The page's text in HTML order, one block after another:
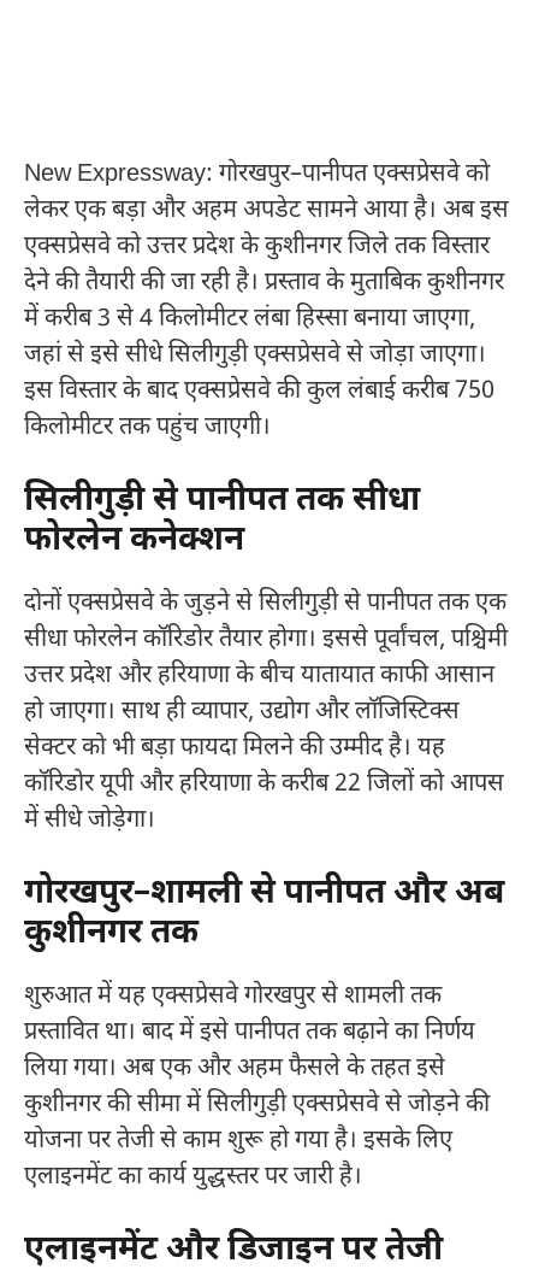
New Expressway: गोरखपुर–पानीपत एक्सप्रेसवे को
लेकर एक बड़ा और अहम अपडेट सामने आया है। अब इस
एक्सप्रेसवे को उत्तर प्रदेश के कुशीनगर जिले तक विस्तार
देने की तैयारी की जा रही है। प्रस्ताव के मुताबिक कुशीनगर
में करीब 3 से 4 किलोमीटर लंबा हिस्सा बनाया जाएगा,
जहां से इसे सीधे सिलीगुड़ी एक्सप्रेसवे से जोड़ा जाएगा।
इस विस्तार के बाद एक्सप्रेसवे की कुल लंबाई करीब 750
किलोमीटर तक पहुंच जाएगी।
सिलीगुड़ी से पानीपत तक सीधा
फोरलेन कनेक्शन
दोनों एक्सप्रेसवे के जुड़ने से सिलीगुड़ी से पानीपत तक एक
सीधा फोरलेन कॉरिडोर तैयार होगा। इससे पूर्वांचल, पश्चिमी
उत्तर प्रदेश और हरियाणा के बीच यातायात काफी आसान
हो जाएगा। साथ ही व्यापार, उद्योग और लॉजिस्टिक्स
सेक्टर को भी बड़ा फायदा मिलने की उम्मीद है। यह
कॉरिडोर यूपी और हरियाणा के करीब 22 जिलों को आपस
में सीधे जोड़ेगा।
गोरखपुर–शामली से पानीपत और अब
कुशीनगर तक
शुरुआत में यह एक्सप्रेसवे गोरखपुर से शामली तक
प्रस्तावित था। बाद में इसे पानीपत तक बढ़ाने का निर्णय
लिया गया। अब एक और अहम फैसले के तहत इसे
कुशीनगर की सीमा में सिलीगुड़ी एक्सप्रेसवे से जोड़ने की
योजना पर तेजी से काम शुरू हो गया है। इसके लिए
एलाइनमेंट का कार्य युद्धस्तर पर जारी है।
एलाइनमेंट और डिजाइन पर तेजी